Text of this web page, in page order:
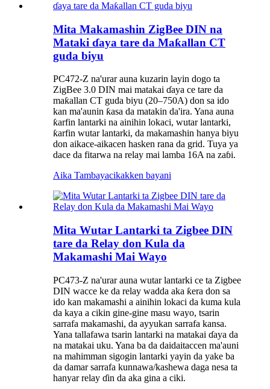
Mita Makamashin ZigBee DIN na
Mataki ɗaya tare da Maƙallan CT
guda biyu
PC472-Z na'urar auna kuzarin layin dogo ta
ZigBee 3.0 DIN mai matakai ɗaya ce tare da
maƙallan CT guda biyu (20–750A) don sa ido
kan ma'aunin ƙasa da matakin da'ira. Yana auna
ƙarfin lantarki na ainihin lokaci, wutar lantarki,
ƙarfin wutar lantarki, da makamashin hanya biyu
don aikace-aikacen hasken rana da grid. Tuya ya
dace da fitarwa na relay mai lamba 16A na zaɓi.
Aika Tambayacikakken bayani
Mita Wutar Lantarki ta Zigbee DIN
tare da Relay don Kula da
Makamashi Mai Wayo
PC473-Z na'urar auna wutar lantarki ce ta Zigbee
DIN wacce ke da relay wadda aka ƙera don sa
ido kan makamashi a ainihin lokaci da kuma kula
da kaya a cikin gine-gine masu wayo, tsarin
sarrafa makamashi, da ayyukan sarrafa kansa.
Yana tallafawa tsarin lantarki na matakai ɗaya da
na matakai uku. Yana ba da daidaitaccen ma'auni
na mahimman sigogin lantarki yayin da yake ba
da damar sarrafa kunnawa/kashewa daga nesa ta
hanyar relay ɗin da aka gina a ciki.